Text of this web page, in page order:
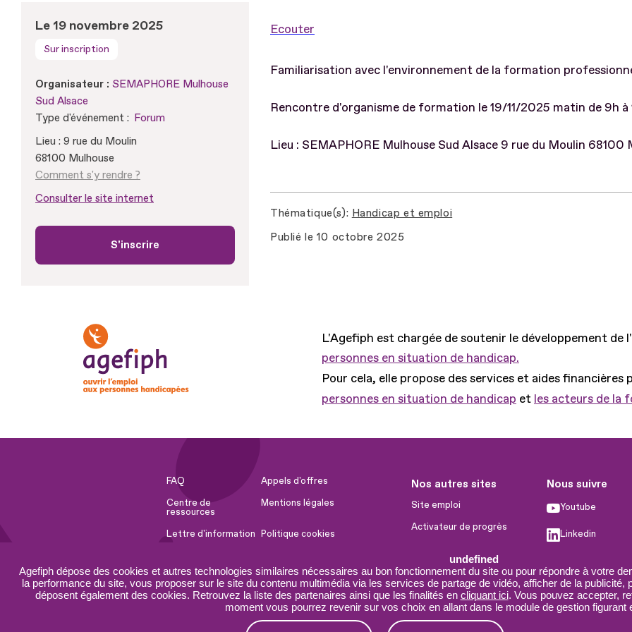
undefined
Agefiph dépose des cookies et autres technologies similaires nécessaires au bon fonctionnement du site ou pour répondre à votre
la performance du site, vous proposer sur le site du contenu multimédia via les services de partage de vidéo, afficher de la
déposent également des cookies. Retrouvez la liste des partenaires ainsi que les finalités en cliquant ici. Vous pouvez accepter,
moment vous pourrez revenir sur vos choix en allant dans le module de gestion figurant
Le 19 novembre 2025
Sur inscription
Organisateur : SEMAPHORE Mulhouse
Sud Alsace
Type d'événement : Forum
Lieu : 9 rue du Moulin
68100 Mulhouse
Comment s'y rendre ?
Consulter le site internet
S'inscrire
Ecouter
Familiarisation avec l'environnement de la formation
Rencontre d'organisme de formation le 19/11/2025 matin de 9h à
Lieu : SEMAPHORE Mulhouse Sud Alsace 9 rue du Moulin 68100
Thématique(s) Handicap et emploi
Publié le 10 octobre 2025
L'Agefiph est chargée de soutenir le développement de
personnes en situation de handicap.
Pour cela, elle propose des services et aides financières
personnes en situation de handicap et les acteurs de la
FAQ
Appels d'offres
Centre de
ressources
Mentions légales
Lettre d'information Politique cookies
Accessibilité :
partiellement
conforme
Plan du site
Nos autres sites
Site emploi
Activateur de progrès
Innovation et recherche
Université du RRH
Service AppuiPro
Nous suivre
Youtube
Linkedin
X